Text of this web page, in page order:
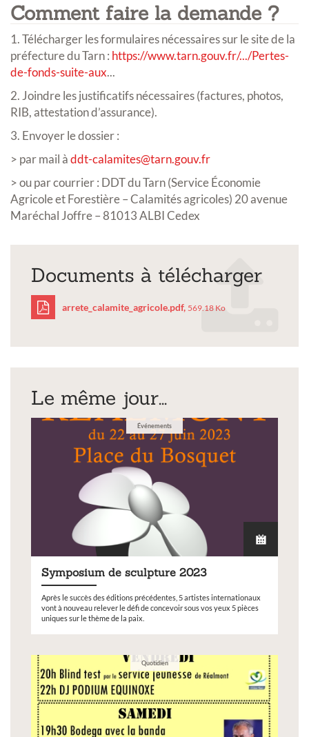
Comment faire la demande ?
1. Télécharger les formulaires nécessaires sur le site de la
préfecture du Tarn : https://www.tarn.gouv.fr/.../Pertes-
de-fonds-suite-aux...
2. Joindre les justificatifs nécessaires (factures, photos,
RIB, attestation d’assurance).
3. Envoyer le dossier :
> par mail àddt-calamites@tarn.gouv.fr
> ou par courrier : DDT du Tarn (Service Économie
Agricole et Forestière – Calamités agricoles) 20 avenue
Maréchal Joffre – 81013 ALBI Cedex
Documents à télécharger
arrete_calamite_agricole.pdf, 569.18 Ko
Le même jour...
Événements
Symposium de sculpture 2023
Après le succès des éditions précédentes, 5 artistes internationaux
vont à nouveau relever le défi de concevoir sous vos yeux 5 pièces
uniques sur le thème de la paix.
Quotidien